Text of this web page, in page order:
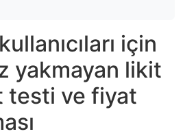
için
yakmayan likit
testi ve fiyat